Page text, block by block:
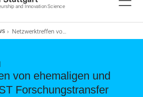
and Innovation Science
Netzwerktreffen von ehemaligen und aktuellen EXIST Forschungstransfer Teams
von ehemaligen und
Forschungstransfer